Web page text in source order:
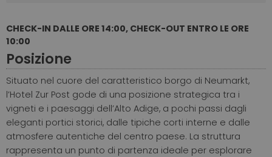
CHECK-IN DALLE ORE 14:00, CHECK-OUT ENTRO LE ORE
10:00
Posizione
Situato nel cuore del caratteristico borgo di Neumarkt,
l’Hotel Zur Post gode di una posizione strategica tra i
vigneti e i paesaggi dell’Alto Adige, a pochi passi dagli
eleganti portici storici, dalle tipiche corti interne e dalle
atmosfere autentiche del centro paese. La struttura
rappresenta un punto di partenza ideale per esplorare